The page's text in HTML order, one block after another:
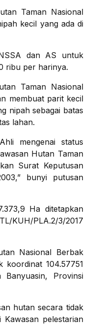
Taman Nasional
kecil yang ada di
dan AS untuk
ribu per harinya.
Taman Nasional
membuat parit kecil
nipah sebagai batas
lahan.
mengenai status
Hutan Taman
Surat Keputusan
bunyi putusan
Ha ditetapkan
KUH/PLA.2/3/2017
Nasional Berbak
koordinat 104.57751
Banyuasin, Provinsi
hutan secara tidak
pelestarian